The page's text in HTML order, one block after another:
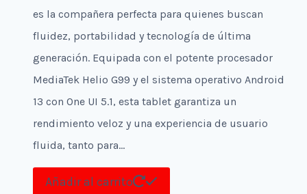
es la compañera perfecta para quienes buscan
fluidez, portabilidad y tecnología de última
generación. Equipada con el potente procesador
MediaTek Helio G99 y el sistema operativo Android
13 con One UI 5.1, esta tablet garantiza un
rendimiento veloz y una experiencia de usuario
fluida, tanto para…
Añadir al carrito